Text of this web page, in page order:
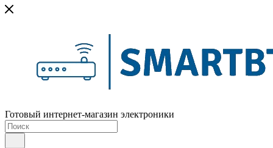
Готовый интернет-магазин электроники